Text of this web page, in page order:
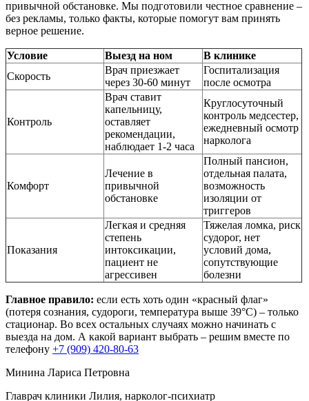
привычной обстановке. Мы подготовили честное сравнение –
без рекламы, только факты, которые помогут вам принять
верное решение.
Условие Выезд на ном
В клинике
Скорость
Врач приезжает
через 30-60 минут
Госпитализация
после осмотра
Контроль
Врач ставит
капельницу,
оставляет
рекомендации,
наблюдает 1-2 часа
Круглосуточный
контроль медсестер,
ежедневный осмотр
нарколога
Комфорт
Лечение в
привычной
обстановке
Полный пансион,
отдельная палата,
возможность
изоляции от
триггеров
Показания
Легкая и средняя
степень
интоксикации,
пациент не
агрессивен
Тяжелая ломка, риск
судорог, нет
условий дома,
сопутствующие
болезни
Главное правило: если есть хоть один «красный флаг»
(потеря сознания, судороги, температура выше 39°C) – только
стационар. Во всех остальных случаях можно начинать с
выезда на дом. А какой вариант выбрать – решим вместе по
телефону +7 (909) 420-80-63
Минина Лариса Петровна
Главрач клиники Лилия, нарколог-психиатр